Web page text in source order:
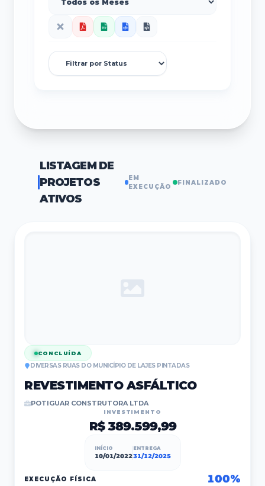
LISTAGEM DE
PROJETOS
ATIVOS
EM
EXECUÇÃO
FINALIZADO
CONCLUÍDA
DIVERSAS RUAS DO MUNICÍPIO DE LAJES PINTADAS
REVESTIMENTO ASFÁLTICO
POTIGUAR CONSTRUTORA LTDA
INVESTIMENTO
R$ 389.599,99
INÍCIO
10/01/2022
ENTREGA
31/12/2025
EXECUÇÃO FÍSICA 100%